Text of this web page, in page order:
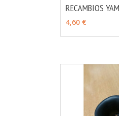
RECAMBIOS
4,60 €